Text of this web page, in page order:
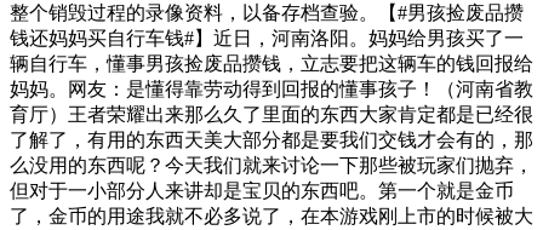
整个销毁过程的录像资料，以备存档查验。【#男孩捡废品攒
钱还妈妈买自行车钱#】近日，河南洛阳。妈妈给男孩买了一
辆自行车，懂事男孩捡废品攒钱，立志要把这辆车的钱回报给
妈妈。网友：是懂得靠劳动得到回报的懂事孩子！（河南省教
育厅）王者荣耀出来那么久了里面的东西大家肯定都是已经很
了解了，有用的东西天美大部分都是要我们交钱才会有的，那
么没用的东西呢？今天我们就来讨论一下那些被玩家们抛弃，
但对于一小部分人来讲却是宝贝的东西吧。第一个就是金币
了，金币的用途我就不必多说了，在本游戏刚上市的时候被大